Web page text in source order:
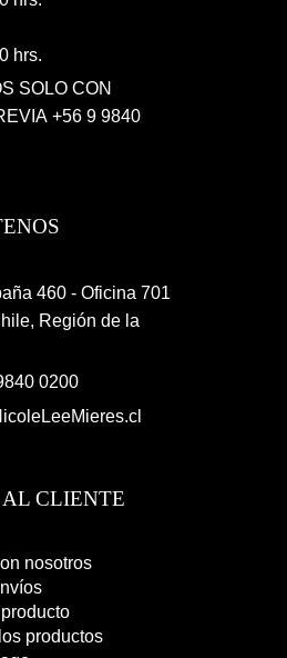
hrs.
SOLO CON
+56 9 9840
460 - Oficina 701
Región de la
0200
AL CLIENTE
nosotros
productos